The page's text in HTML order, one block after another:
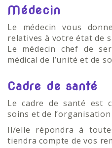
Médecin
Le médecin vous
relatives à votre état de
Le médecin chef de
médical de l’unité et de
Cadre de santé
Le cadre de santé est
soins et de
Il/elle répondra à
tiendra compte de vos